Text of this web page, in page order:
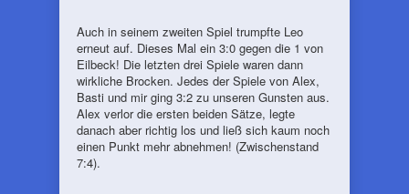
Auch in seinem zweiten Spiel trumpfte Leo
erneut auf. Dieses Mal ein 3:0 gegen die 1 von
Eilbeck! Die letzten drei Spiele waren dann
wirkliche Brocken. Jedes der Spiele von Alex,
Basti und mir ging 3:2 zu unseren Gunsten aus.
Alex verlor die ersten beiden Sätze, legte
danach aber richtig los und ließ sich kaum noch
einen Punkt mehr abnehmen! (Zwischenstand
7:4).